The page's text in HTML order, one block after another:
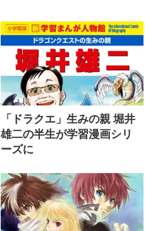
「ドラクエ」生みの親 堀井
雄二の半生が学習漫画シリ
ーズに